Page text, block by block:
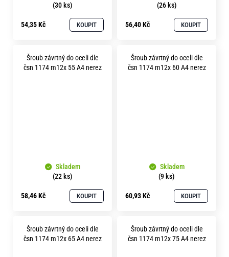
(30 ks)
54,35 Kč KOUPIT
(26 ks)
56,40 Kč KOUPIT
Šroub závrtný do oceli dle
čsn 1174 m12x 55 A4 nerez
Skladem
(22 ks)
58,46 Kč KOUPIT
Šroub závrtný do oceli dle
čsn 1174 m12x 60 A4 nerez
Skladem
(9 ks)
60,93 Kč KOUPIT
Šroub závrtný do oceli dle
čsn 1174 m12x 65 A4 nerez
Šroub závrtný do oceli dle
čsn 1174 m12x 75 A4 nerez